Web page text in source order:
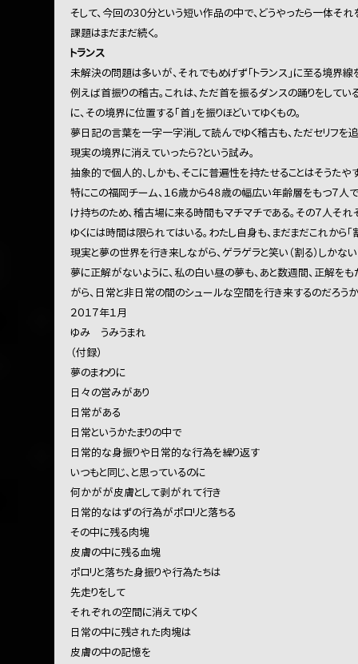
そして、今回の３０分という短い作品の中で、どうやったら一体そ
課題はまだまだ続く。
トランス
未解決の問題は多いが、それでもめげず「トランス」に至る境界線
例えば首振りの稽古。これは、ただ首を振るダンスの踊りをしてい
に、その境界に位置する「首」を振りほどいてゆくもの。
夢日記の言葉を一字一字消して読んでゆく稽古も、ただセリフを
現実の境界に消えていったら？という試み。
抽象的で個人的、しかも、そこに普遍性を持たせることはそうたや
特にこの福岡チーム、１６歳から４８歳の幅広い年齢層をもつ７
け持ちのため、稽古場に来る時間もマチマチである。その７人そ
ゆくには時間は限られてはいる。わたし自身も、まだまだこれから「
現実と夢の世界を行き来しながら、ゲラゲラと笑い（割る）しかな
夢に正解がないように、私の白い昼の夢も、あと数週間、正解をも
がら、日常と非日常の間のシュールな空間を行き来するのだろうか
２０１７年１月
ゆみ うみうまれ
（付録）
夢のまわりに
日々の営みがあり
日常がある
日常というかたまりの中で
日常的な身振りや日常的な行為を繰り返す
いつもと同じ、と思っているのに
何かがが皮膚として剥がれて行き
日常的なはずの行為がポロリと落ちる
その中に残る肉塊
皮膚の中に残る血塊
ポロリと落ちた身振りや行為たちは
先走りをして
それぞれの空間に消えてゆく
日常の中に残された肉塊は
皮膚の中の記憶を